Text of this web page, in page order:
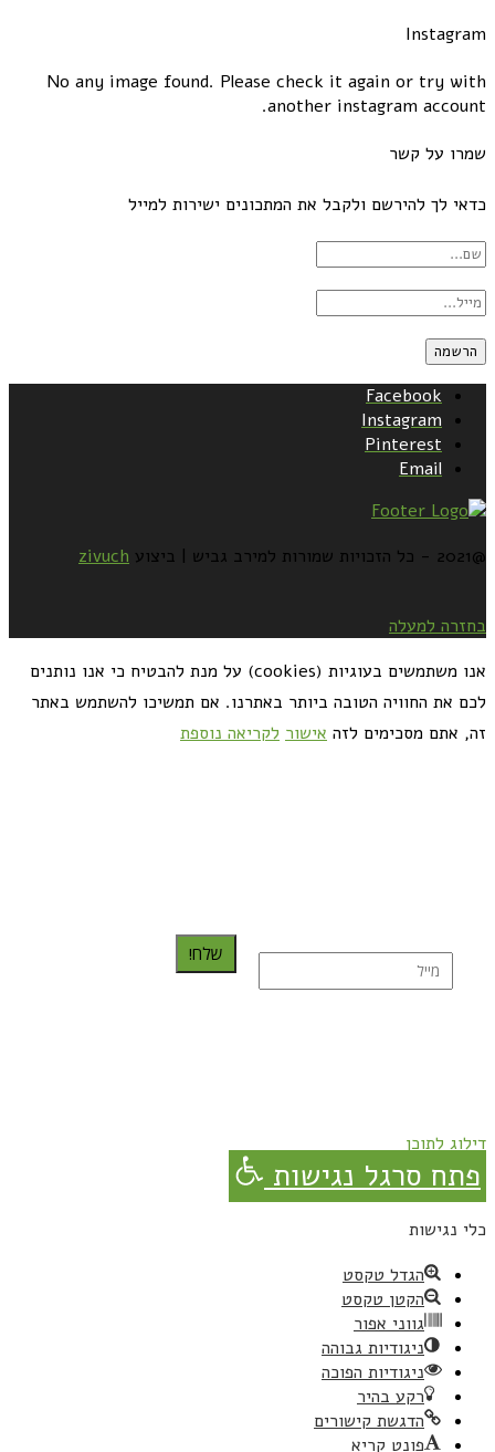
Instagram
No any image found. Please check it again or try with
another instagram account.
שמרו על קשר
כדאי לך להירשם ולקבל את המתכונים ישירות למייל
Facebook
Instagram
Pinterest
Email
@2021 - כל הזכויות שמורות למירב גביש | ביצוע zivuch
בחזרה למעלה
אנו משתמשים בעוגיות (cookies) על מנת להבטיח כי אנו נותנים
לכם את החוויה הטובה ביותר באתרנו. אם תמשיכו להשתמש באתר
זה, אתם מסכימים לזה אישור לקריאה נוספת
שלח!
דילוג לתוכן
פתח סרגל נגישות
כלי נגישות
הגדל טקסט
הקטן טקסט
גווני אפור
ניגודיות גבוהה
ניגודיות הפוכה
רקע בהיר
הדגשת קישורים
פונט קריא